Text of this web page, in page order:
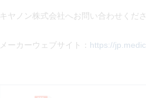
キヤノン株式会社へお問い合わせくださ
メーカーウェブサイト： https://